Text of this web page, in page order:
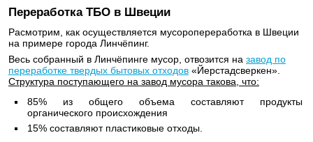
Переработка ТБО в Швеции
Расмотрим, как осуществляется мусоропереработка в Швеции
на примере города Линчёпинг.
Весь собранный в Линчёпинге мусор, отвозится на завод по
переработке твердых бытовых отходов «Йерстадсверкен».
Структура поступающего на завод мусора такова, что:
85% из общего объема составляют продукты
органического происхождения
15% составляют пластиковые отходы.